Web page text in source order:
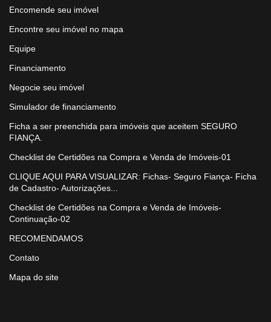
Encomende seu imóvel
Encontre seu imóvel no mapa
Equipe
Financiamento
Negocie seu imóvel
Simulador de financiamento
Ficha a ser preenchida para imóveis que aceitem SEGURO
FIANÇA.
Checklist de Certidões na Compra e Venda de Imóveis-01
CLIQUE AQUI PARA VISUALIZAR: Fichas- Seguro Fiança- Ficha
de Cadastro- Autorizações...
Checklist de Certidões na Compra e Venda de Imóveis-
Continuação-02
RECOMENDAMOS
Contato
Mapa do site